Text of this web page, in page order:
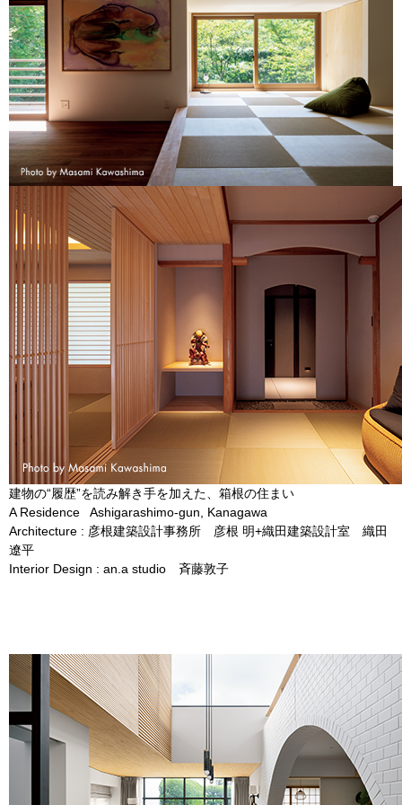
建物の“履歴”を読み解き手を加えた、箱根の住まい
A Residence Ashigarashimo-gun, Kanagawa
Architecture : 彦根建築設計事務所 彦根 明+織田建築設計室 織田
遼平
Interior Design : an.a studio 斉藤敦子